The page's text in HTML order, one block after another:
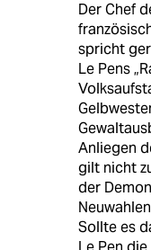
Der Chef
spricht
Le Pens
Anliegen
gilt nicht
der
Sollte es